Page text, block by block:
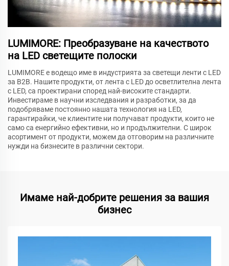
LUMIMORE: Преобразуване на качеството
на LED светещите полоски
LUMIMORE е водещо име в индустрията за светещи ленти с LED
за B2B. Нашите продукти, от лента с LED до осветлителна лента
с LED, са проектирани според най-високите стандарти.
Инвестираме в научни изследвания и разработки, за да
подобряваме постоянно нашата технология на LED,
гарантирайки, че клиентите ни получават продукти, които не
само са енергийно ефективни, но и продължителни. С широк
асортимент от продукти, можем да отговорим на различните
нужди на бизнесите в различни сектори.
Имаме най-добрите решения за вашия
бизнес